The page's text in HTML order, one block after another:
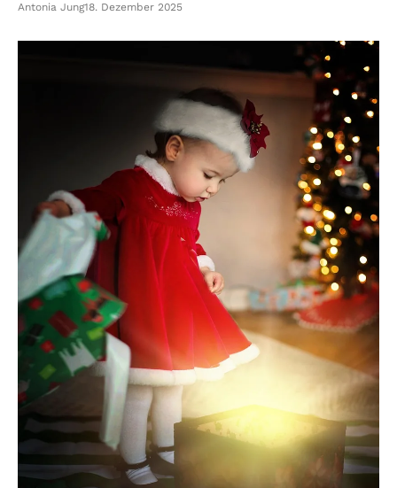
Antonia Jung18. Dezember 2025